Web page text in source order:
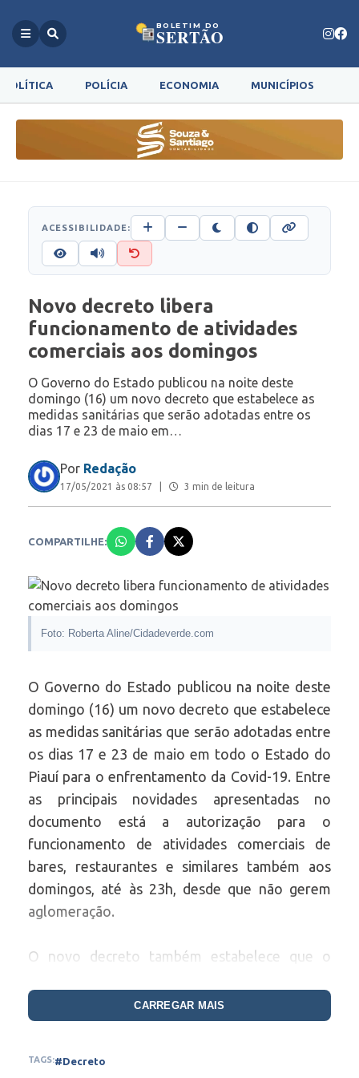
BOLETIM DO
SERTÃO
POLÍTICA POLÍCIA ECONOMIA MUNICÍPIOS
ACESSIBILIDADE:
Novo decreto libera
funcionamento de atividades
comerciais aos domingos
O Governo do Estado publicou na noite deste
domingo (16) um novo decreto que estabelece as
medidas sanitárias que serão adotadas entre os
dias 17 e 23 de maio em…
Por Redação
17/05/2021 às 08:57 3 min de leitura
COMPARTILHE:
Foto: Roberta Aline/Cidadeverde.com
O Governo do Estado publicou na noite deste
domingo (16) um novo decreto que estabelece
as medidas sanitárias que serão adotadas entre
os dias 17 e 23 de maio em todo o Estado do
Piauí para o enfrentamento da Covid-19. Entre
as principais novidades apresentadas no
documento está a autorização para o
funcionamento de atividades comerciais de
bares, restaurantes e similares também aos
domingos, até às 23h, desde que não gerem
aglomeração.
O novo decreto também estabelece que o
e os shopping centers das 12h às 22h, podendo
haver alterações na regulação pelo poder
supermercados, hipermercados, padarias e
CARREGAR MAIS
TAGS:#Decreto